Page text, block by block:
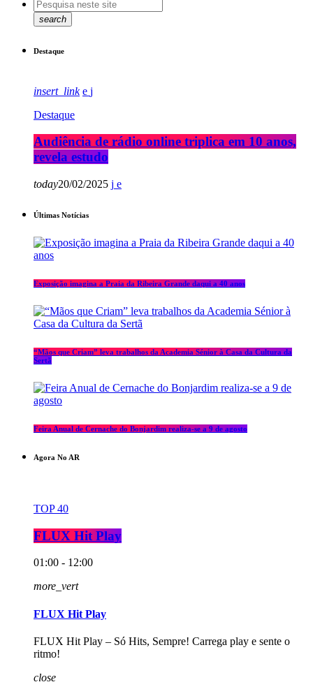
search
Destaque
insert_link
Destaque
Audiência de rádio online triplica em 10 anos,
revela estudo
today20/02/2025
Últimas Notícias
Exposição imagina a Praia da Ribeira Grande daqui a 40 anos
“Mãos que Criam” leva trabalhos da Academia Sénior à Casa da Cultura da
Sertã
Feira Anual de Cernache do Bonjardim realiza-se a 9 de agosto
Agora No AR
TOP 40
FLUX Hit Play
01:00 - 12:00
more_vert
FLUX Hit Play
FLUX Hit Play – Só Hits, Sempre! Carrega play e sente o
ritmo!
close